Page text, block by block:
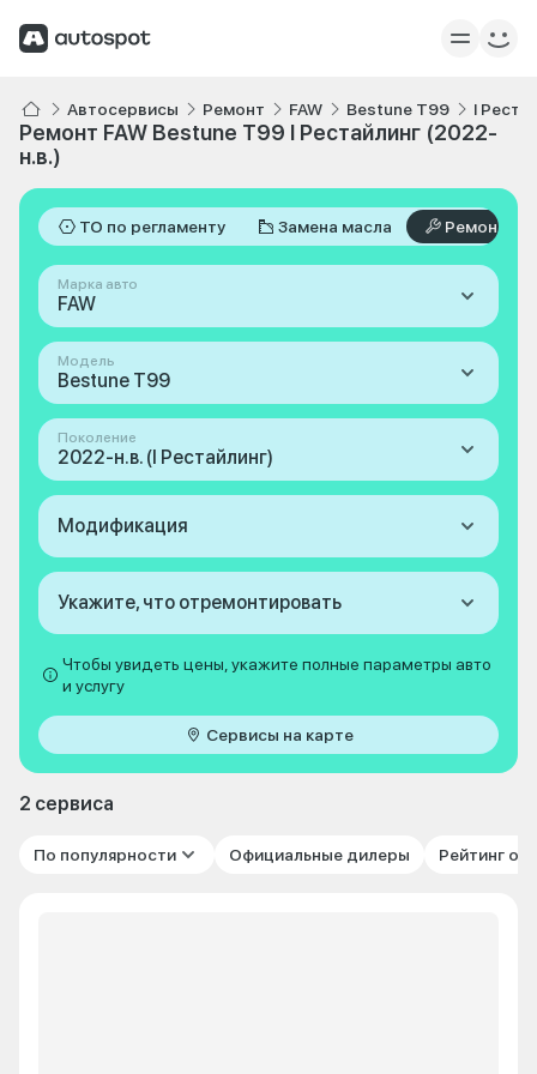
Автосервисы Ремонт FAW Bestune T99 I
Ремонт FAW Bestune T99 I Рестайлинг (2022-
н.в.)
ТО по регламенту Замена масла Ремонт
Марка авто
FAW
Модель
Bestune T99
Поколение
2022-н.в. (I Рестайлинг)
Модификация
Укажите, что отремонтировать
Чтобы увидеть цены, укажите полные параметры авто
и услугу
Сервисы на карте
2 сервиса
По популярности Официальные дилеры Рейтинг